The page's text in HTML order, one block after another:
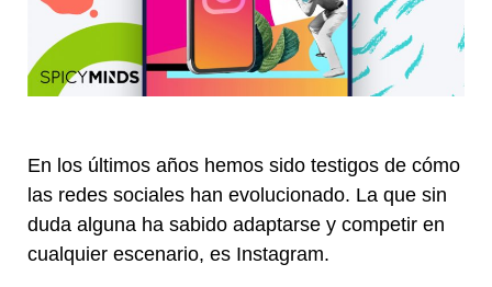
En los últimos años hemos sido testigos de cómo
las redes sociales han evolucionado. La que sin
duda alguna ha sabido adaptarse y competir en
cualquier escenario, es Instagram.